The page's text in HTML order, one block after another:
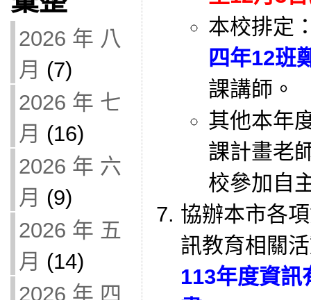
2026 年 八
月 (7)
2026 年 七
月 (16)
2026 年 六
月 (9)
2026 年 五
月 (14)
2026 年 四
本校排定
四年12班
課講師。
其他本年
課計畫老
校參加自
協辦本市各
訊教育相關
113年度資訊